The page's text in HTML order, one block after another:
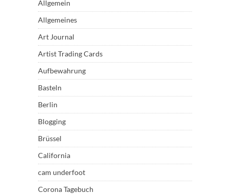
Allgemein
Allgemeines
Art Journal
Artist Trading Cards
Aufbewahrung
Basteln
Berlin
Blogging
Brüssel
California
cam underfoot
Corona Tagebuch